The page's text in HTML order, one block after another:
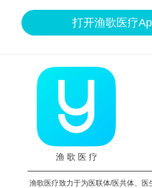
打开渔歌医疗
渔 歌 医 疗
渔歌医疗致力于为医联体/医共体、